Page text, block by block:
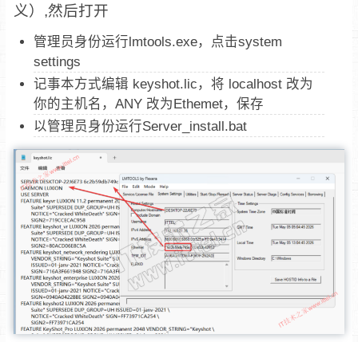
义）,然后打开
管理员身份运行lmtools.exe，点击system
settings
记事本方式编辑 keyshot.lic，将 localhost 改为
你的主机名，ANY 改为Ethemet，保存
以管理员身份运行Server_install.bat